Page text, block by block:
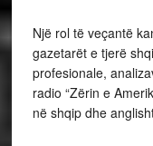
Një rol të veçantë
gazetarët e tjerë
profesionale,
radio “Zërin e
në shqip dhe